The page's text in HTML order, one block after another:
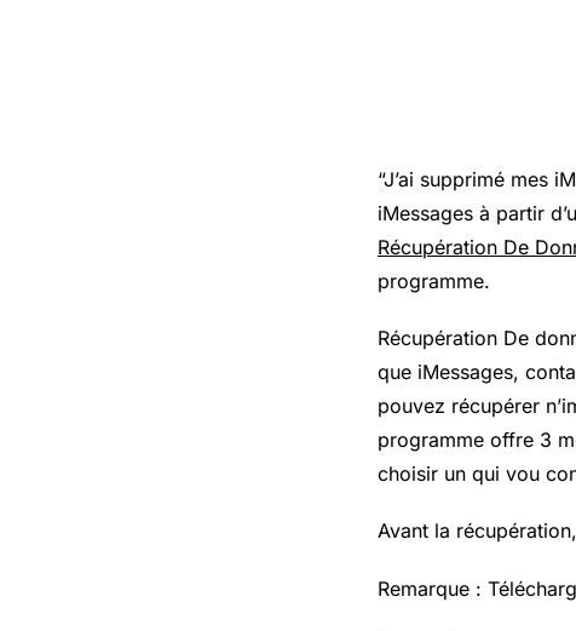
“J’ai supprimé mes
iMessages à partir
Récupération De
programme.
Récupération De
que iMessages,
pouvez récupérer
programme offre 3
choisir un qui vou
Avant la
Remarque :